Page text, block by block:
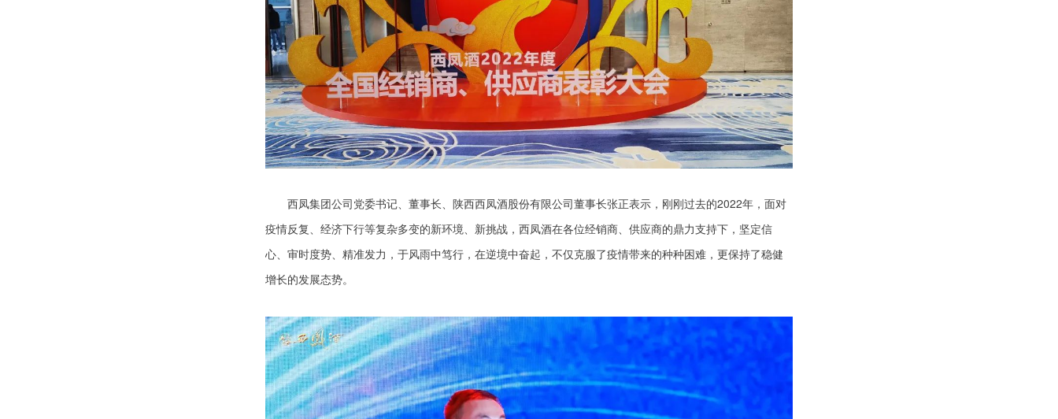
西凤集团公司党委书记、董事长、陕西西凤酒股份有限公司董事长张正表示，刚刚过去的2022年，面对
疫情反复、经济下行等复杂多变的新环境、新挑战，西凤酒在各位经销商、供应商的鼎力支持下，坚定信
心、审时度势、精准发力，于风雨中笃行，在逆境中奋起，不仅克服了疫情带来的种种困难，更保持了稳健
增长的发展态势。